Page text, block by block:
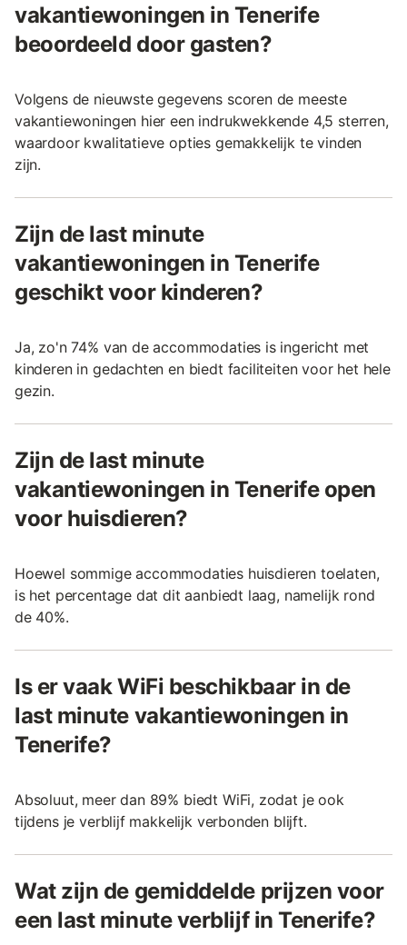
vakantiewoningen in Tenerife
beoordeeld door gasten?
Volgens de nieuwste gegevens scoren de meeste
vakantiewoningen hier een indrukwekkende 4,5 sterren,
waardoor kwalitatieve opties gemakkelijk te vinden
zijn.
Zijn de last minute
vakantiewoningen in Tenerife
geschikt voor kinderen?
Ja, zo'n 74% van de accommodaties is ingericht met
kinderen in gedachten en biedt faciliteiten voor het hele
gezin.
Zijn de last minute
vakantiewoningen in Tenerife open
voor huisdieren?
Hoewel sommige accommodaties huisdieren toelaten,
is het percentage dat dit aanbiedt laag, namelijk rond
de 40%.
Is er vaak WiFi beschikbaar in de
last minute vakantiewoningen in
Tenerife?
Absoluut, meer dan 89% biedt WiFi, zodat je ook
tijdens je verblijf makkelijk verbonden blijft.
Wat zijn de gemiddelde prijzen voor
een last minute verblijf in Tenerife?